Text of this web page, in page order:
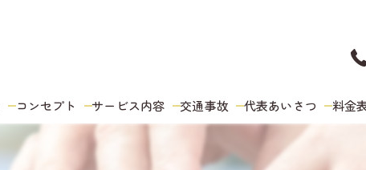
コンセプト サービス内容 交通事故 代表あいさつ 料金